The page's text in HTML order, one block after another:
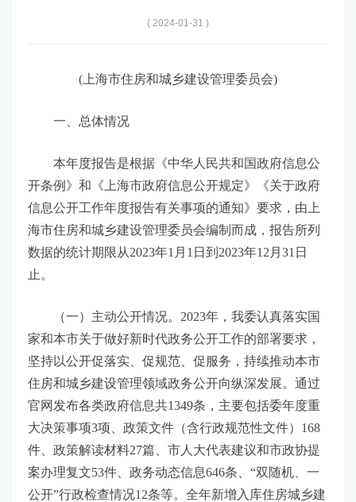
( 2024-01-31 )
(上海市住房和城乡建设管理委员会)
一、总体情况
本年度报告是根据《中华人民共和国政府信息公
开条例》和《上海市政府信息公开规定》《关于政府
信息公开工作年度报告有关事项的通知》要求，由上
海市住房和城乡建设管理委员会编制而成，报告所列
数据的统计期限从2023年1月1日到2023年12月31日
止。
（一）主动公开情况。2023年，我委认真落实国
家和本市关于做好新时代政务公开工作的部署要求，
坚持以公开促落实、促规范、促服务，持续推动本市
住房和城乡建设管理领域政务公开向纵深发展。通过
官网发布各类政府信息共1349条，主要包括委年度重
大决策事项3项、政策文件（含行政规范性文件）168
件、政策解读材料27篇、市人大代表建议和市政协提
案办理复文53件、政务动态信息646条、“双随机、一
公开”行政检查情况12条等。全年新增入库住房城乡建